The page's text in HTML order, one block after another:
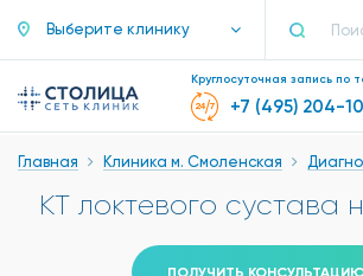
Выберите клинику
Круглосуточная запись по
+7 (495) 204-
Главная Клиника м. Смоленская
КТ локтевого сустава
ПОЛУЧИТЬ